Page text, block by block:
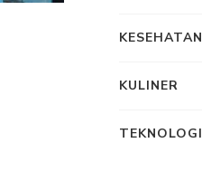
KESEHATAN
KULINER
TEKNOLOGI